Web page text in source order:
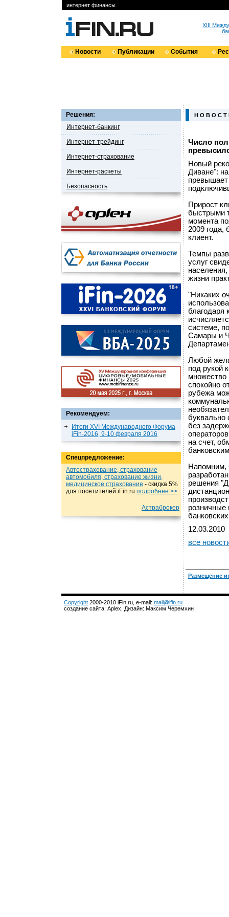
интернет финансы
XIII
Новости Публикации События
Решения:
Интернет-банкинг
Интернет-трейдинг
Интернет-страхование
Интернет-расчеты
Безопасность
Рекомендуем:
Итоги XVI Международного Форума
iFin-2016, 9-10 февраля 2016
Спецпредложение:
Автострахование, страхование
автомобиля, страхование жизни,
медицинское страхование - cкидка 5%
для посетителей iFin.ru подробнеe >>
Астраброкер
Н О В О С Т
Число
Новый
Диване":
превышает
Прирост
быстрыми
момента
2009 года,
клиент.
Темпы
услуг
жизни
"Никаких
благодаря
системе,
Самары и
Любой
под рукой
спокойно
рубежа
буквально
без
на счет,
Напомним,
решения
розничные
12.03.2010
все
Размещение
Copyright 2000-2010 iFin.ru, e-mail: mail@ifin.ru
создание сайта: Aplex, Дизайн: Максим Черемхин